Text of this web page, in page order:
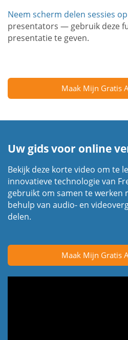
Neem scherm delen sessies op
presentators — gebruik deze
presentatie te geven.
Maak Mijn Gratis
Uw gids voor online
Bekijk deze korte video om te
innovatieve technologie van
gebruikt om samen te werken
behulp van audio- en
delen.
Maak Mijn Gratis